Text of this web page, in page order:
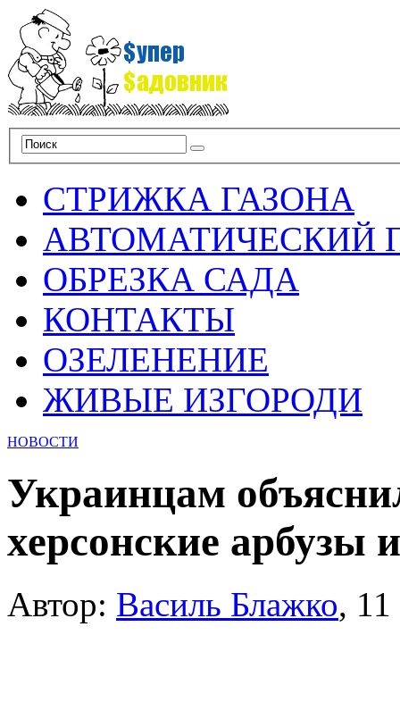
СТРИЖКА ГАЗОНА
АВТОМАТИЧЕСКИЙ
ОБРЕЗКА САДА
КОНТАКТЫ
ОЗЕЛЕНЕНИЕ
ЖИВЫЕ ИЗГОРОДИ
НОВОСТИ
Украинцам
херсонские арбузы
Автор: Василь Блажко,